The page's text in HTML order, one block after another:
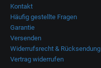
Kontakt
Häufig gestellte Fragen
Garantie
Versenden
Widerrufsrecht & Rücksendung
Vertrag widerrufen